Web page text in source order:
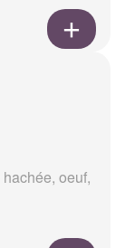
oeuf,